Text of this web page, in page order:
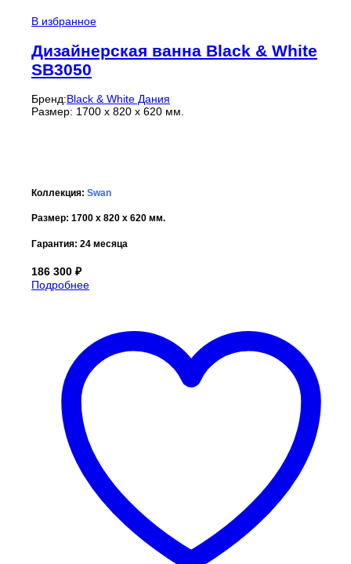
В избранное
Дизайнерская ванна Black & White
SB3050
Бренд:Black & White Дания
Размер: 1700 х 820 х 620 мм.
Коллекция: Swan
Размер: 1700 х 820 х 620 мм.
Гарантия: 24 месяца
186 300 ₽
Подробнее